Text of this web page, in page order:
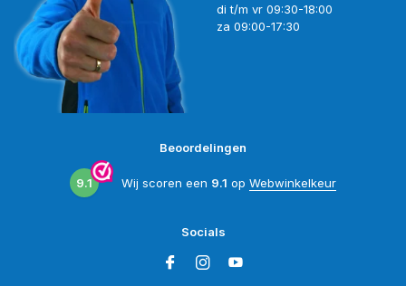
di t/m vr 09:30-18:00
za 09:00-17:30
Beoordelingen
9.1 Wij scoren een 9.1 op Webwinkelkeur
Socials